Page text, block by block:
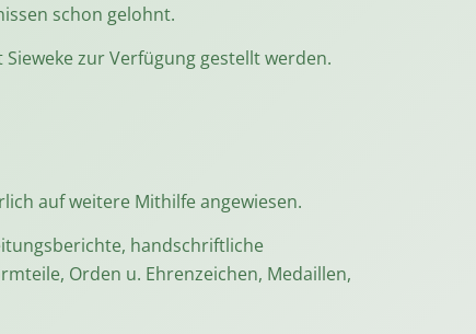
schon gelohnt.
zur Verfügung gestellt werden.
auf weitere Mithilfe angewiesen.
handschriftliche
Orden u. Ehrenzeichen, Medaillen,